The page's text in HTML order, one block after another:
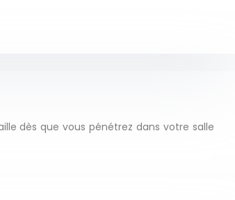
dès que vous pénétrez dans votre salle